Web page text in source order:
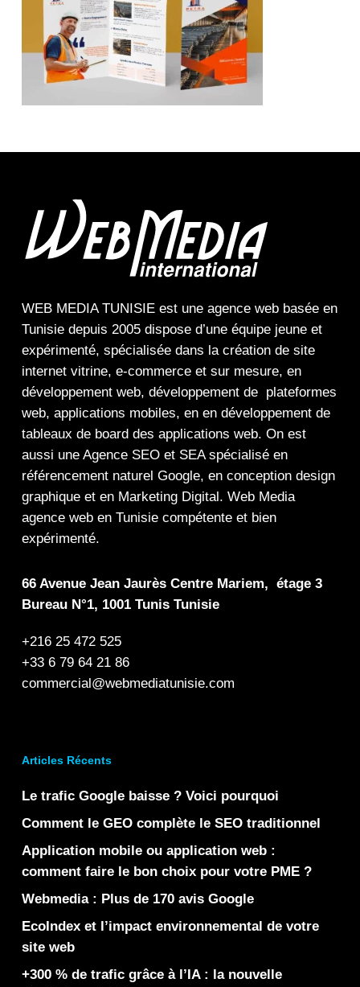
WEB MEDIA TUNISIEest une agence webbasée en
Tunisie depuis 2005 dispose d’une équipe jeune et
expérimenté, spécialisée dans la création de site
internet vitrine, e-commerceet sur mesure, en
développement web, développement de plateformes
web, applications mobiles, en en développement de
tableaux de boarddes applications web. On est
aussi une Agence SEOet SEAspécialisé en
référencement naturel Google, en conception design
graphiqueet en Marketing Digital. Web Media
agence web en Tunisie compétente et bien
expérimenté.
66 Avenue Jean Jaurès Centre Mariem, étage 3
Bureau N°1, 1001 Tunis Tunisie
+216 25 472 525
+33 6 79 64 21 86
commercial@webmediatunisie.com
Articles Récents
Le trafic Google baisse ? Voici pourquoi
Comment le GEO complète le SEO traditionnel
Application mobile ou application web :
comment faire le bon choix pour votre PME ?
Webmedia : Plus de 170 avis Google
EcoIndex et l’impact environnemental de votre
site web
+300 % de trafic grâce à l’IA : la nouvelle